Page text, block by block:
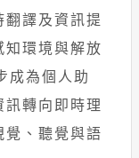
翻譯及資訊提
知環境與解放
成為個人助
訊轉向即時理
覺、聽覺與語